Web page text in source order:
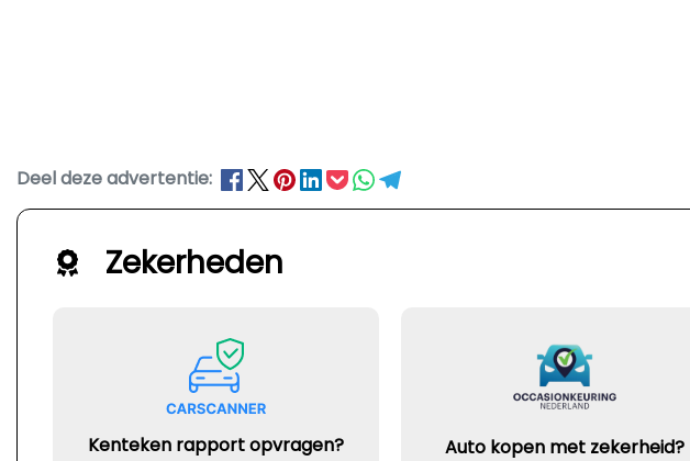
Deel deze advertentie:
Zekerheden
Kenteken rapport opvragen?
Auto kopen met zekerheid?